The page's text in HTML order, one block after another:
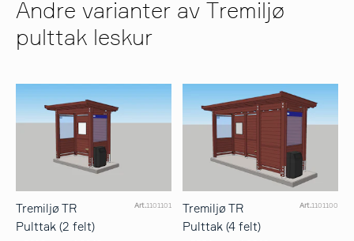
Andre varianter av Tremiljø
pulttak leskur
Tremiljø TR
Pulttak (2 felt)
Art.1101101
Tremiljø TR
Pulttak (4 felt)
Art.1101100